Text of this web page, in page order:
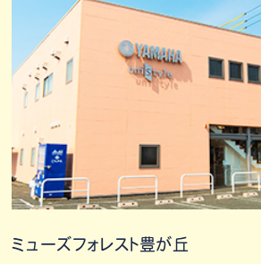
ミューズフォレスト豊が丘